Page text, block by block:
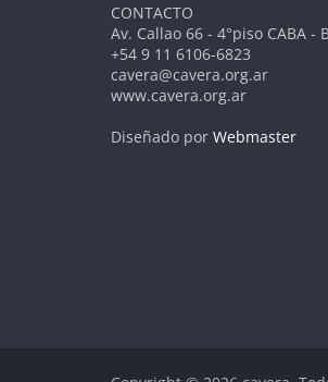
CONTACTO
Av. Callao 66 - 4°piso CABA -
+54 9 11 6106-6823
cavera@cavera.org.ar
www.cavera.org.ar
Diseñado por Webmaster